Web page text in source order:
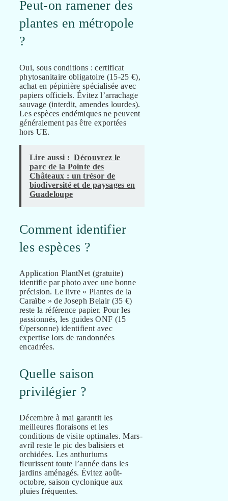
Peut-on ramener des
plantes en métropole
?
Oui, sous conditions : certificat
phytosanitaire obligatoire (15-25 €),
achat en pépinière spécialisée avec
papiers officiels. Évitez l’arrachage
sauvage (interdit, amendes lourdes).
Les espèces endémiques ne peuvent
généralement pas être exportées
hors UE.
Lire aussi : Découvrez le
parc de la Pointe des
Châteaux : un trésor de
biodiversité et de paysages en
Guadeloupe
Comment identifier
les espèces ?
Application PlantNet (gratuite)
identifie par photo avec une bonne
précision. Le livre « Plantes de la
Caraïbe » de Joseph Belair (35 €)
reste la référence papier. Pour les
passionnés, les guides ONF (15
€/personne) identifient avec
expertise lors de randonnées
encadrées.
Quelle saison
privilégier ?
Décembre à mai garantit les
meilleures floraisons et les
conditions de visite optimales. Mars-
avril reste le pic des balisiers et
orchidées. Les anthuriums
fleurissent toute l’année dans les
jardins aménagés. Évitez août-
octobre, saison cyclonique aux
pluies fréquentes.